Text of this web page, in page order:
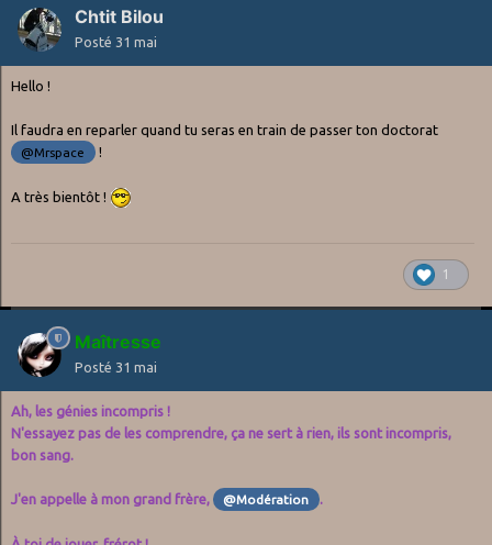
Chtit Bilou
Posté 31 mai
Hello !
Il faudra en reparler quand tu seras en train de passer ton doctorat
@Mrspace !
A très bientôt !
1
Maîtresse
Posté 31 mai
Ah, les génies incompris !
N'essayez pas de les comprendre, ça ne sert à rien, ils sont incompris,
bon sang.
J'en appelle à mon grand frère, @Modération .